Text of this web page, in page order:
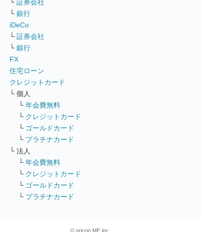
└ 証券会社
└ 銀行
iDeCo
└ 証券会社
└ 銀行
FX
住宅ローン
クレジットカード
└ 個人
└ 年会費無料
└ クレジットカード
└ ゴールドカード
└ プラチナカード
└ 法人
└ 年会費無料
└ クレジットカード
└ ゴールドカード
└ プラチナカード
© oricon ME inc.